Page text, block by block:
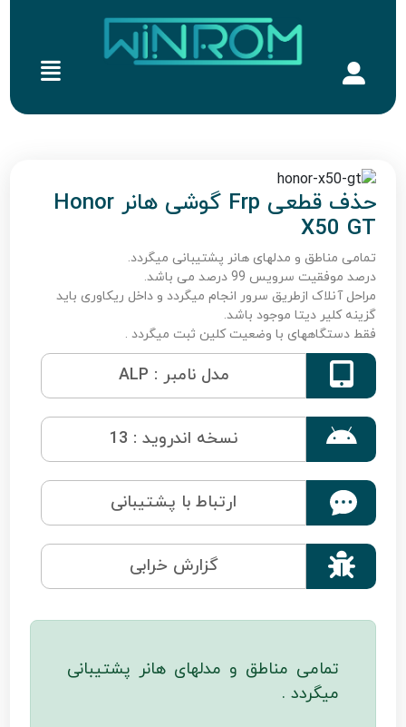
حذف قطعی Frp گوشی هانر Honor
X50 GT
تمامی مناطق و مدلهای هانر پشتیبانی میگردد.
درصد موفقیت سرویس 99 درصد می باشد.
مراحل آنلاک ازطریق سرور انجام میگردد و داخل ریکاوری باید
گزینه کلیر دیتا موجود باشد.
فقط دستگاههای با وضعیت کلین ثبت میگردد .
 مدل نامبر : ALP
 نسخه اندروید : 13
ارتباط با پشتیبانی
 گزارش خرابی
تمامی مناطق و مدلهای هانر پشتیبانی
میگردد .